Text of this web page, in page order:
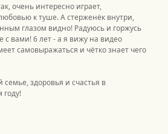
очень интересно играет,
к туше. А стерженёк внутри,
глазом видно! Радуюсь и горжусь
с вами! 6 лет - а я вижу на видео
самовыражаться и чётко знает чего
здоровья и счастья в